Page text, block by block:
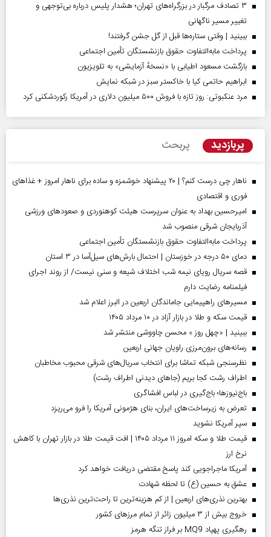
۳ تصادف مرگبار در بزرگراه‌های تهران؛ هشدار پلیس درباره بی‌توجهی و
تغییر مسیر ناگهانی
ببینید | وقتی ستاره‌ها قبل از گل جشن گرفتند!
پرداخت مابه‌التفاوت حقوق بازنشستگان تأمین اجتماعی
بازگشت مسعود اطیابی با «نسخهٔ آزمایشی» به تلویزیون
ابراهیم حاتمی کیا با خاکستر سبز در شبکه نمایش
مرد عنکبوتی: روز تازه با فروش ۵۰۰ میلیون دلاری در آمریکا رکوردشکنی کرد
پربازدید پربحث
ناهار چی درست کنم؟ | ۲۰ پیشنهاد خوشمزه و ساده برای ناهار امروز + غذاهای
فوری و اقتصادی
امیرحسین بهداد به عنوان سرپرست هیئت کوهنوردی و صعودهای ورزشی
آذربایجان شرقی منصوب شد
پرداخت مابه‌التفاوت حقوق بازنشستگان تأمین اجتماعی
دمای ۵۰ درجه در خوزستان | احتمال بارش‌های سیل‌آسا در ۳ استان
قصه سریال رویای نیمه شب اختلاف شیعه و سنی نیست/ از روند اجرای
فیلمنامه رضایت دارم
مسیر‌های راهپیمایی جاماندگان اربعین در البرز اعلام شد
قیمت سکه و طلا در بازار آزاد در ۱۰ مرداد ۱۴۰۵
ببینید | «چهل روز » محسن چاووشی منتشر شد
رسانه‌های برون‌مرزی راویان جهانی اربعین
نظرسنجی شبکه تماشا برای انتخاب سریال‌های شرقی محبوب مخاطبان
اطراف رشت کجا بریم (جاهای دیدنی اطراف رشت)
باج‌نیوزها؛ باج‌گیری در لباس افشاگری
تعرض به زیرساخت‌های ایران، بنای هژمونی آمریکا را فرو می‌ریزد
سپر آمریکا نشوید
قیمت طلا و سکه امروز ۱۱ مرداد ۱۴۰۵ | افت قیمت طلا در بازار تهران با کاهش
نرخ ارز
آمریکا ماجراجویی کند پاسخ مقتضی دریافت خواهد کرد
عشق به حسین (ع) تا لحظه شهادت
بهترین نذری‌های اربعین | از کم هزینه‌ترین تا راحت‌ترین نذری‌ها
خروج بیش از ۳ میلیون زائر از تمام مرز‌های کشور
رهگیری پهپاد MQ9 بر فراز تنگه هرمز